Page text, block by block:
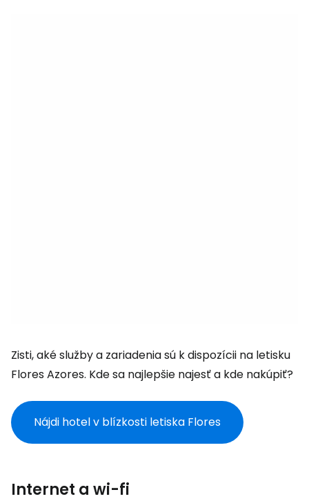
Zisti, aké služby a zariadenia sú k dispozícii na letisku
Flores Azores. Kde sa najlepšie najesť a kde nakúpiť?
Nájdi hotel v blízkosti letiska Flores
Internet a wi-fi